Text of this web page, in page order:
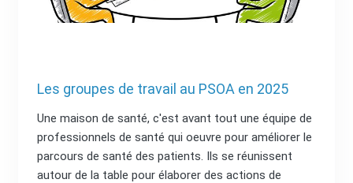
Les groupes de travail au PSOA en 2025
Une maison de santé, c'est avant tout une équipe de
professionnels de santé qui oeuvre pour améliorer le
parcours de santé des patients. Ils se réunissent
autour de la table pour élaborer des actions de